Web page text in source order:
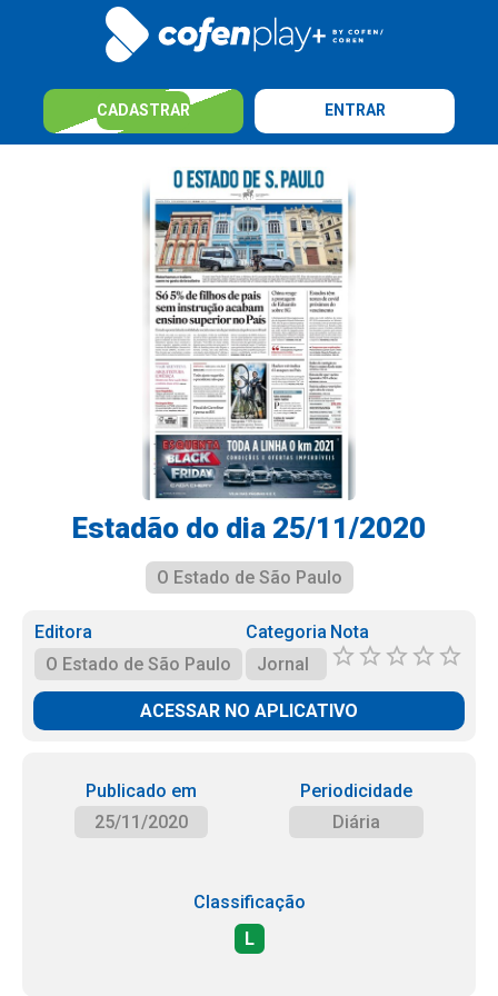
CADASTRAR ENTRAR
Estadão do dia 25/11/2020
O Estado de São Paulo
Editora
O Estado de São Paulo
Categoria
Jornal
Nota
ACESSAR NO APLICATIVO
Publicado em
25/11/2020
Periodicidade
Diária
Classificação
L